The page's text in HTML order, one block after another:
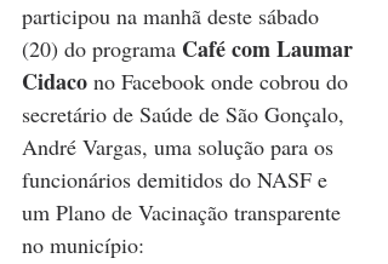
participou na manhã deste sábado
(20) do programa Café com Laumar
Cidaco no Facebook onde cobrou do
secretário de Saúde de São Gonçalo,
André Vargas, uma solução para os
funcionários demitidos do NASF e
um Plano de Vacinação transparente
no município: